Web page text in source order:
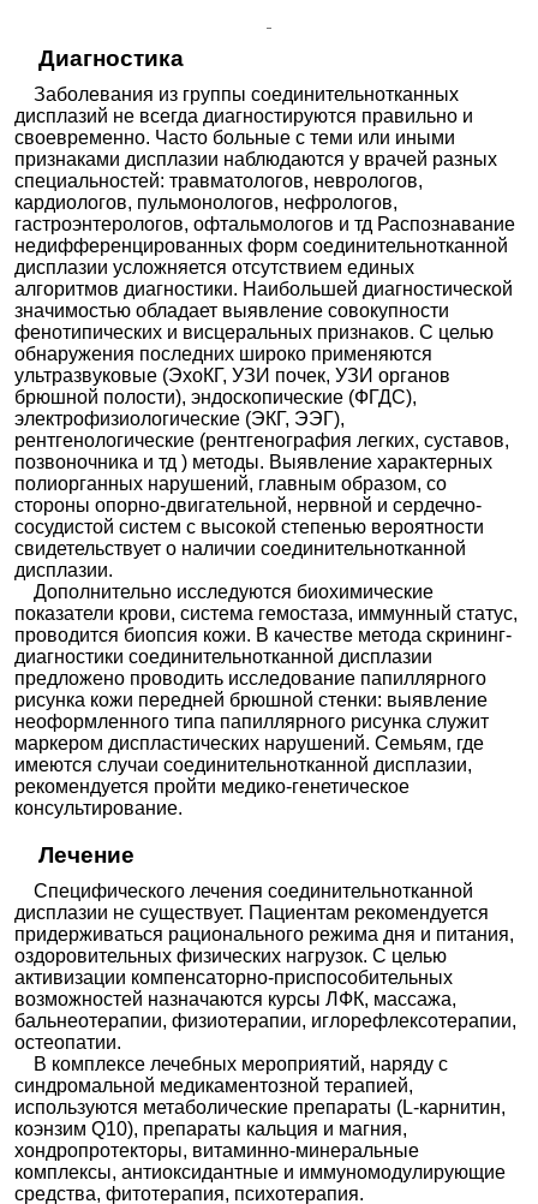
Диагностика
Заболевания из группы соединительнотканных
дисплазий не всегда диагностируются правильно и
своевременно. Часто больные с теми или иными
признаками дисплазии наблюдаются у врачей разных
специальностей: травматологов, неврологов,
кардиологов, пульмонологов, нефрологов,
гастроэнтерологов, офтальмологов и тд Распознавание
недифференцированных форм соединительнотканной
дисплазии усложняется отсутствием единых
алгоритмов диагностики. Наибольшей диагностической
значимостью обладает выявление совокупности
фенотипических и висцеральных признаков. С целью
обнаружения последних широко применяются
ультразвуковые (ЭхоКГ, УЗИ почек, УЗИ органов
брюшной полости), эндоскопические (ФГДС),
электрофизиологические (ЭКГ, ЭЭГ),
рентгенологические (рентгенография легких, суставов,
позвоночника и тд ) методы. Выявление характерных
полиорганных нарушений, главным образом, со
стороны опорно-двигательной, нервной и сердечно-
сосудистой систем с высокой степенью вероятности
свидетельствует о наличии соединительнотканной
дисплазии.
Дополнительно исследуются биохимические
показатели крови, система гемостаза, иммунный статус,
проводится биопсия кожи. В качестве метода скрининг-
диагностики соединительнотканной дисплазии
предложено проводить исследование папиллярного
рисунка кожи передней брюшной стенки: выявление
неоформленного типа папиллярного рисунка служит
маркером диспластических нарушений. Семьям, где
имеются случаи соединительнотканной дисплазии,
рекомендуется пройти медико-генетическое
консультирование.
Лечение
Специфического лечения соединительнотканной
дисплазии не существует. Пациентам рекомендуется
придерживаться рационального режима дня и питания,
оздоровительных физических нагрузок. С целью
активизации компенсаторно-приспособительных
возможностей назначаются курсы ЛФК, массажа,
бальнеотерапии, физиотерапии, иглорефлексотерапии,
остеопатии.
В комплексе лечебных мероприятий, наряду с
синдромальной медикаментозной терапией,
используются метаболические препараты (L-карнитин,
коэнзим Q10), препараты кальция и магния,
хондропротекторы, витаминно-минеральные
комплексы, антиоксидантные и иммуномодулирующие
средства, фитотерапия, психотерапия.